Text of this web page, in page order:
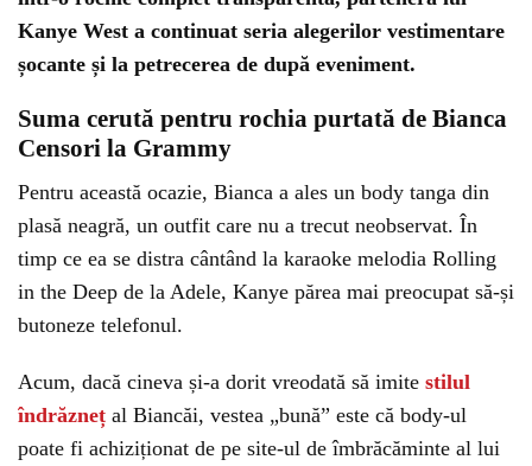
Kanye West a continuat seria alegerilor vestimentare
șocante și la petrecerea de după eveniment.
Suma cerută pentru rochia purtată de Bianca
Censori la Grammy
Pentru această ocazie, Bianca a ales un body tanga din
plasă neagră, un outfit care nu a trecut neobservat. În
timp ce ea se distra cântând la karaoke melodia Rolling
in the Deep de la Adele, Kanye părea mai preocupat să-și
butoneze telefonul.
Acum, dacă cineva și-a dorit vreodată să imite stilul
îndrăzneț al Biancăi, vestea „bună” este că body-ul
poate fi achiziționat de pe site-ul de îmbrăcăminte al lui